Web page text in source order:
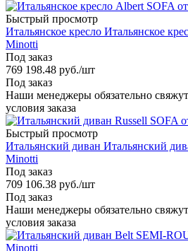
Быстрый просмотр
Итальянское кресло Итальянское
Minotti
Под заказ
769 198.48 руб./шт
Под заказ
Наши менеджеры обязательно
условия заказа
Быстрый просмотр
Итальянский диван Итальянский
Minotti
Под заказ
709 106.38 руб./шт
Под заказ
Наши менеджеры обязательно
условия заказа